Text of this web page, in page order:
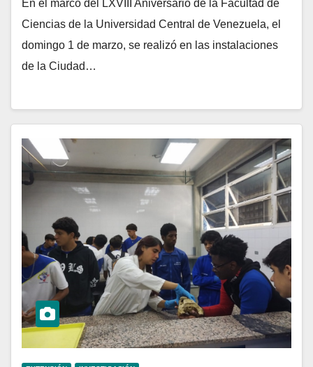
En el marco del LXVIII Aniversario de la Facultad de
Ciencias de la Universidad Central de Venezuela, el
domingo 1 de marzo, se realizó en las instalaciones
de la Ciudad…